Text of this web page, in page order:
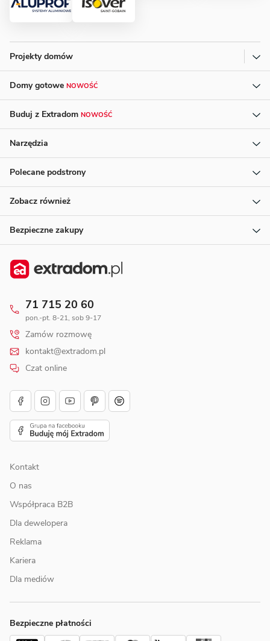
Projekty domów
Domy gotowe NOWOŚĆ
Buduj z Extradom NOWOŚĆ
Narzędzia
Polecane podstrony
Zobacz również
Bezpieczne zakupy
71 715 20 60
pon.-pt. 8-21, sob 9-17
Zamów rozmowę
kontakt@extradom.pl
Czat online
Kontakt
O nas
Współpraca B2B
Dla dewelopera
Reklama
Kariera
Dla mediów
Bezpieczne płatności